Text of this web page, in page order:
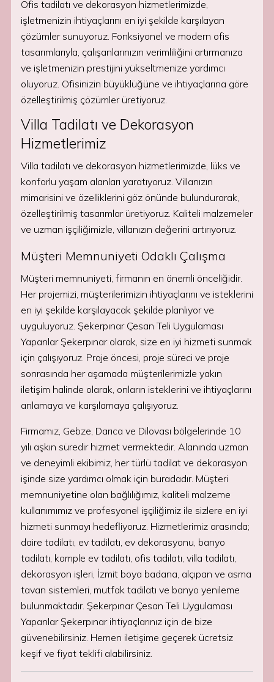
Ofis tadilatı ve dekorasyon hizmetlerimizde,
işletmenizin ihtiyaçlarını en iyi şekilde karşılayan
çözümler sunuyoruz. Fonksiyonel ve modern ofis
tasarımlarıyla, çalışanlarınızın verimliliğini artırmanıza
ve işletmenizin prestijini yükseltmenize yardımcı
oluyoruz. Ofisinizin büyüklüğüne ve ihtiyaçlarına göre
özelleştirilmiş çözümler üretiyoruz.
Villa Tadilatı ve Dekorasyon
Hizmetlerimiz
Villa tadilatı ve dekorasyon hizmetlerimizde, lüks ve
konforlu yaşam alanları yaratıyoruz. Villanızın
mimarisini ve özelliklerini göz önünde bulundurarak,
özelleştirilmiş tasarımlar üretiyoruz. Kaliteli malzemeler
ve uzman işçiliğimizle, villanızın değerini artırıyoruz.
Müşteri Memnuniyeti Odaklı Çalışma
Müşteri memnuniyeti, firmanın en önemli önceliğidir.
Her projemizi, müşterilerimizin ihtiyaçlarını ve isteklerini
en iyi şekilde karşılayacak şekilde planlıyor ve
uyguluyoruz. Şekerpınar Çesan Teli Uygulaması
Yapanlar Şekerpınar olarak, size en iyi hizmeti sunmak
için çalışıyoruz. Proje öncesi, proje süreci ve proje
sonrasında her aşamada müşterilerimizle yakın
iletişim halinde olarak, onların isteklerini ve ihtiyaçlarını
anlamaya ve karşılamaya çalışıyoruz.
Firmamız, Gebze, Darıca ve Dilovası bölgelerinde 10
yılı aşkın süredir hizmet vermektedir. Alanında uzman
ve deneyimli ekibimiz, her türlü tadilat ve dekorasyon
işinde size yardımcı olmak için buradadır. Müşteri
memnuniyetine olan bağlılığımız, kaliteli malzeme
kullanımımız ve profesyonel işçiliğimiz ile sizlere en iyi
hizmeti sunmayı hedefliyoruz. Hizmetlerimiz arasında;
daire tadilatı, ev tadilatı, ev dekorasyonu, banyo
tadilatı, komple ev tadilatı, ofis tadilatı, villa tadilatı,
dekorasyon işleri, İzmit boya badana, alçıpan ve asma
tavan sistemleri, mutfak tadilatı ve banyo yenileme
bulunmaktadır. Şekerpınar Çesan Teli Uygulaması
Yapanlar Şekerpınar ihtiyaçlarınız için de bize
güvenebilirsiniz. Hemen iletişime geçerek ücretsiz
keşif ve fiyat teklifi alabilirsiniz.